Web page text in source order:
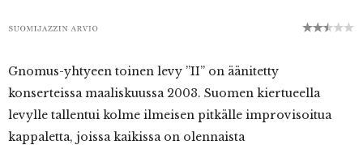
Gnomus-yhtyeen toinen levy ”II” on äänitetty
konserteissa maaliskuussa 2003. Suomen kiertueella
levylle tallentui kolme ilmeisen pitkälle improvisoitua
kappaletta, joissa kaikissa on olennaista